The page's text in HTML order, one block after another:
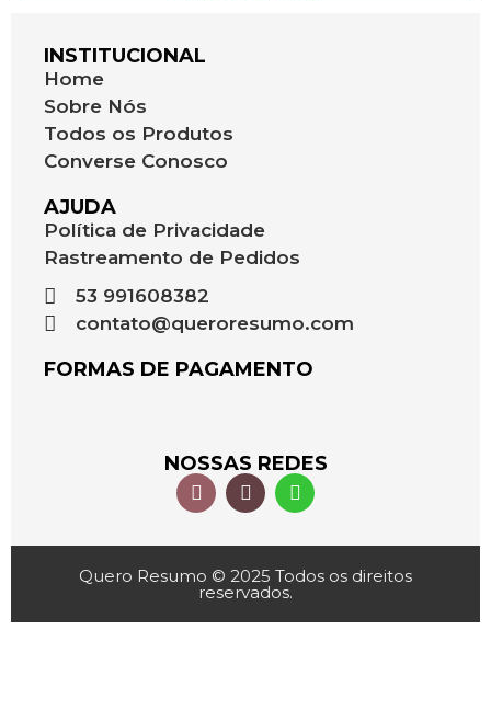
INSTITUCIONAL
Home
Sobre Nós
Todos os Produtos
Converse Conosco
AJUDA
Política de Privacidade
Rastreamento de Pedidos
53 991608382
contato@queroresumo.com
FORMAS DE PAGAMENTO
NOSSAS REDES
Quero Resumo © 2025 Todos os direitos
reservados.